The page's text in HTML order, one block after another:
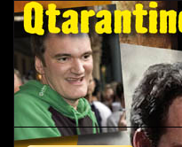
QTarantino.cz - Quentin Tarantino